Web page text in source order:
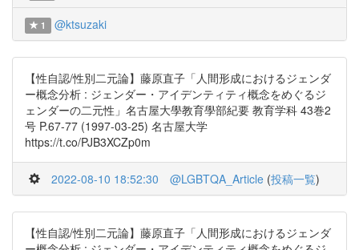
1 @ktsuzaki
【性自認/性別二元論】藤原直子「人間形成におけるジェンダ
ー概念分析 : ジェンダー・アイデンティティ概念をめぐるジ
ェンダーの二元性」名古屋大學教育學部紀要 教育学科 43巻2
号 P.67-77 (1997-03-25) 名古屋大学
https://t.co/PJB3XCZp0m
2022-08-10 18:52:30 @LGBTQA_Article (投稿一覧)
【性自認/性別二元論】藤原直子「人間形成におけるジェンダ